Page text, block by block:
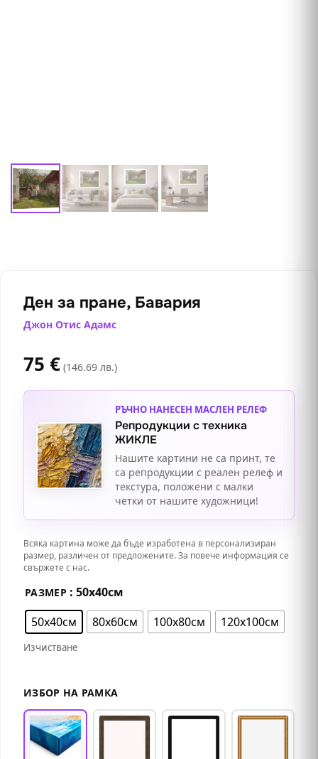
Ден за пране, Бавария
Джон Отис Адамс
75 € (146.69 лв.)
РЪЧНО НАНЕСЕН МАСЛЕН РЕЛЕФ
Репродукции с техника
ЖИКЛЕ
Нашите картини не са принт, те
са репродукции с реален релеф и
текстура, положени с малки
четки от нашите художници!
Всяка картина може да бъде изработена в персонализиран
размер, различен от предложените. За повече информация се
свържете с нас.
РАЗМЕР : 50х40см
50х40см
80х60см 100х80см 120х100см
Изчистване
ИЗБОР НА РАМКА